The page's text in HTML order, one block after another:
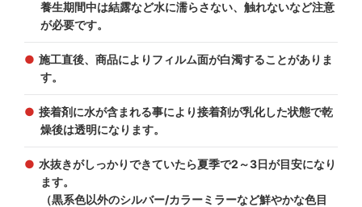
養生期間中は結露など水に濡らさない、触れないなど注意
が必要です。
施工直後、商品によりフィルム面が白濁することがありま
す。
接着剤に水が含まれる事により接着剤が乳化した状態で乾
燥後は透明になります。
水抜きがしっかりできていたら夏季で2～3日が目安になり
ます。
（黒系色以外のシルバー/カラーミラーなど鮮やかな色目